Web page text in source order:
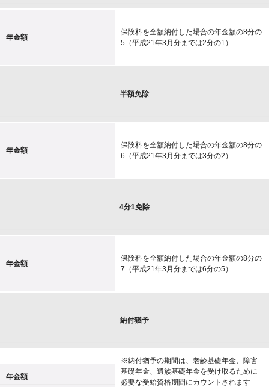
年金額
保険料を全額納付した場合の年金額の8分の
5（平成21年3月分までは2分の1）
半額免除
年金額
保険料を全額納付した場合の年金額の8分の
6（平成21年3月分までは3分の2）
4分1免除
年金額
保険料を全額納付した場合の年金額の8分の
7（平成21年3月分までは6分の5）
納付猶予
年金額
※納付猶予の期間は、老齢基礎年金、障害
基礎年金、遺族基礎年金を受け取るために
必要な受給資格期間にカウントされます